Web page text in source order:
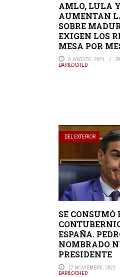
AMLO, LULA
AUMENTAN
SOBRE
EXIGEN LOS
MESA POR
9 AGOSTO, 2024
BARILOCHED
DEL EXTERIOR
SE CONSUMÓ
ESPAÑA.
NOMBRADO
PRESIDENTE
17 NOVIEMBRE, 2023
BARILOCHED